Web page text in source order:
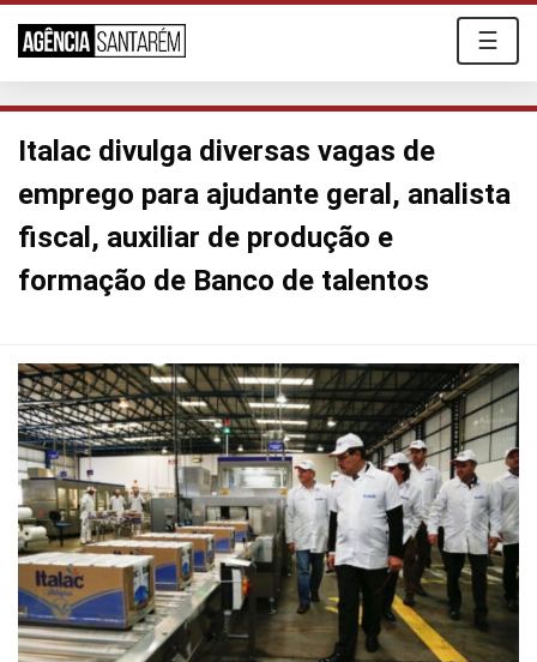
☰
Italac divulga diversas vagas de
emprego para ajudante geral, analista
fiscal, auxiliar de produção e
formação de Banco de talentos